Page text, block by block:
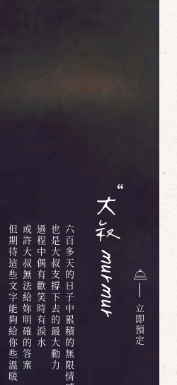
六百多天的日子中累積的無限情感與回憶
也是大叔支撐下去的最大動力
過程中偶有歡笑時有淚水
或許大叔無法給妳明確的答案
但期待這些文字能夠給你些溫暖 立
即
預
定